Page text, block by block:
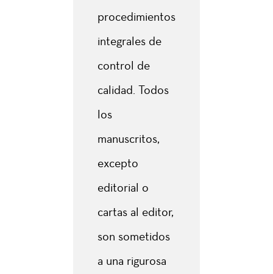
procedimientos
integrales de
control de
calidad. Todos
los
manuscritos,
excepto
editorial o
cartas al editor,
son sometidos
a una rigurosa